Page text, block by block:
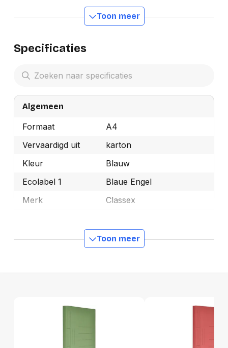
Toon meer
Specificaties
Algemeen
Formaat
A4
Vervaardigd uit
karton
Kleur
Blauw
Ecolabel 1
Blaue Engel
Merk
Classex
Manufacturer Part
1181
Toon meer